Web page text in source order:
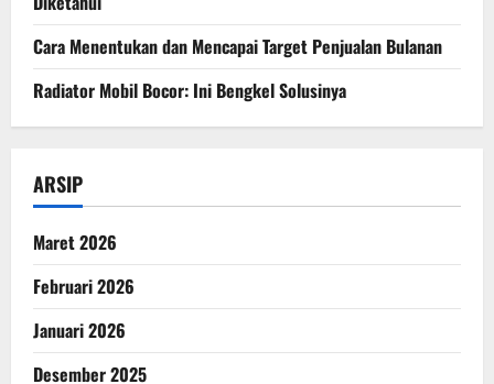
Cara Menentukan dan Mencapai Target Penjualan Bulanan
Radiator Mobil Bocor: Ini Bengkel Solusinya
ARSIP
Maret 2026
Februari 2026
Januari 2026
Desember 2025